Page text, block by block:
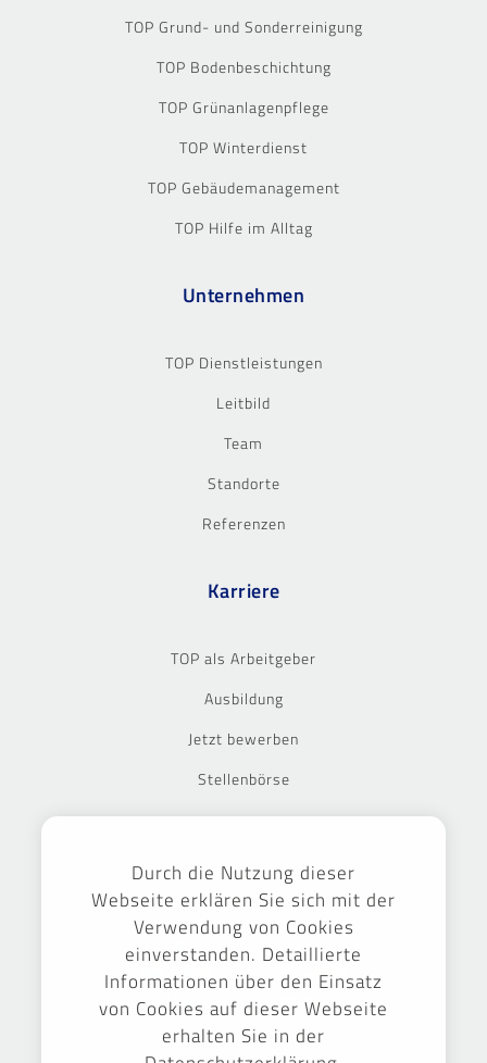
TOP Grund- und Sonderreinigung
TOP Bodenbeschichtung
TOP Grünanlagenpflege
TOP Winterdienst
TOP Gebäudemanagement
TOP Hilfe im Alltag
Unternehmen
TOP Dienstleistungen
Leitbild
Team
Standorte
Referenzen
Karriere
TOP als Arbeitgeber
Ausbildung
Jetzt bewerben
Stellenbörse
Durch die Nutzung dieser
Webseite erklären Sie sich mit der
Verwendung von Cookies
einverstanden. Detaillierte
Informationen über den Einsatz
von Cookies auf dieser Webseite
erhalten Sie in der